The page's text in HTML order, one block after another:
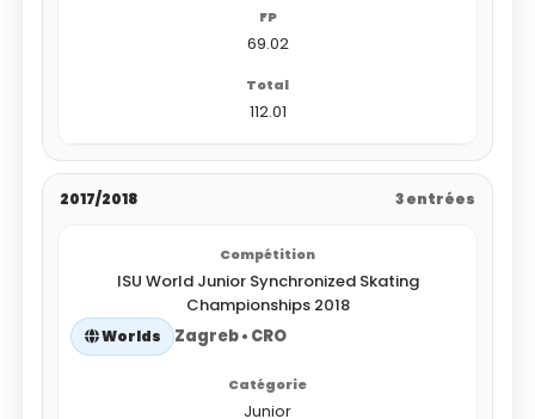
69.02
112.01
2017/2018 3 entrées
ISU World Junior Synchronized Skating
Championships 2018
Worlds Zagreb • CRO
Junior